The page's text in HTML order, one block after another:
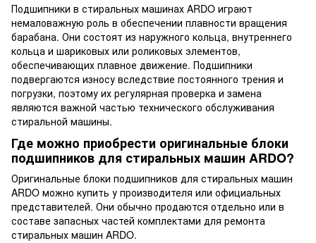
Подшипники в стиральных машинах ARDO играют
немаловажную роль в обеспечении плавности вращения
барабана. Они состоят из наружного кольца, внутреннего
кольца и шариковых или роликовых элементов,
обеспечивающих плавное движение. Подшипники
подвергаются износу вследствие постоянного трения и
погрузки, поэтому их регулярная проверка и замена
являются важной частью технического обслуживания
стиральной машины.
Где можно приобрести оригинальные блоки
подшипников для стиральных машин ARDO?
Оригинальные блоки подшипников для стиральных машин
ARDO можно купить у производителя или официальных
представителей. Они обычно продаются отдельно или в
составе запасных частей комплектами для ремонта
стиральных машин ARDO.